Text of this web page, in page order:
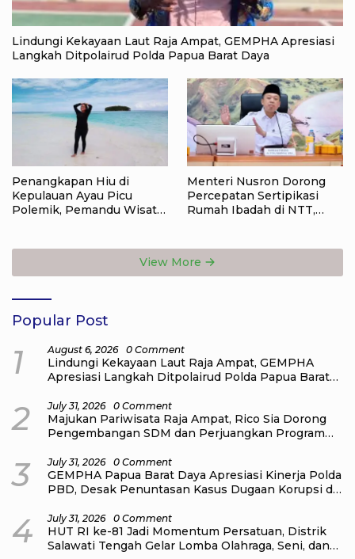
Lindungi Kekayaan Laut Raja Ampat, GEMPHA Apresiasi
Langkah Ditpolairud Polda Papua Barat Daya
Penangkapan Hiu di
Kepulauan Ayau Picu
Polemik, Pemandu Wisata:
Menteri Nusron Dorong
Percepatan Sertipikasi
Rumah Ibadah di NTT,
View More
Popular Post
1 August 6, 2026 0 Comment
Lindungi Kekayaan Laut Raja Ampat, GEMPHA
Apresiasi Langkah Ditpolairud Polda Papua Barat
2 July 31, 2026 0 Comment
Majukan Pariwisata Raja Ampat, Rico Sia Dorong
Pengembangan SDM dan Perjuangkan Program
3 July 31, 2026 0 Comment
GEMPHA Papua Barat Daya Apresiasi Kinerja Polda
PBD, Desak Penuntasan Kasus Dugaan Korupsi di
4 July 31, 2026 0 Comment
HUT RI ke-81 Jadi Momentum Persatuan, Distrik
Salawati Tengah Gelar Lomba Olahraga, Seni, dan